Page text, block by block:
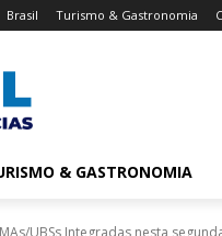
Brasil Turismo & Gastronomia
& GASTRONOMIA
UBSs Integradas nesta